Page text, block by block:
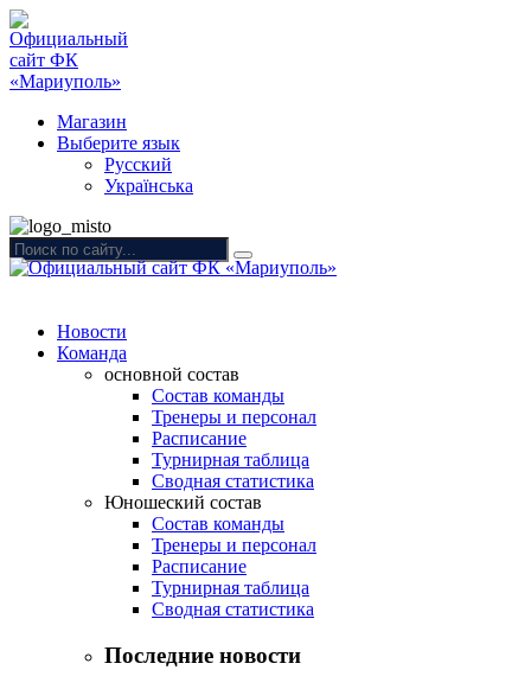
Магазин
Выберите язык
Русский
Українська
Новости
Команда
основной состав
Состав команды
Тренеры и персонал
Расписание
Турнирная таблица
Сводная статистика
Юношеский состав
Состав команды
Тренеры и персонал
Расписание
Турнирная таблица
Сводная статистика
Последние новости